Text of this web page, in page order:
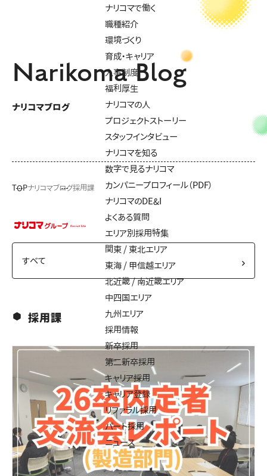
ナリコマで働く
職種紹介
環境づくり
育成・キャリア
人事制度
福利厚生
ナリコマの人
プロジェクトストーリー
スタッフインタビュー
ナリコマを知る
数字で見るナリコマ
カンパニープロフィール（PDF）
ナリコマのDE&I
よくある質問
エリア別採用特集
関東 / 東北エリア
東海 / 甲信越エリア
北近畿 / 南近畿エリア
中四国エリア
九州エリア
採用情報
新卒採用
第二新卒採用
キャリア採用
キャリア登録
リファラル採用
パート採用
ニュース
Narikoma Blog
ナリコマブログ
TOPナリコマブログ採用課
採用課